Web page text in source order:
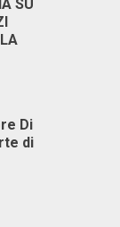
SU
Di
di